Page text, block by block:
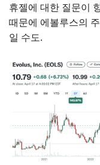
휴젤에 대한 질문이
때문에 에볼루스의
일 수도.